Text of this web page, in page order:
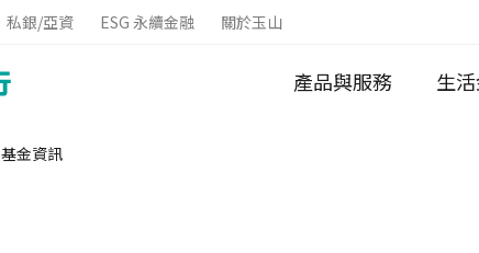
私銀/亞資 ESG 永續金融 關於玉山
產品與服務 生
基金資訊